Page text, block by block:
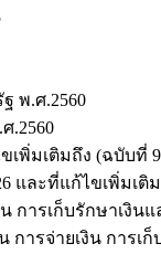
พ.ศ.2560
.2560
พิ่มเติมถึง (ฉบับที่
และที่แก้ไขเพิ่มเติ
การเก็บรักษาเงิ
ารจ่ายเงิน การ